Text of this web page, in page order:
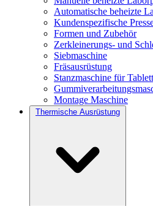
Automatische beheizte
Kundenspezifische
Formen und Zubehör
Zerkleinerungs- und
Siebmaschine
Fräsausrüstung
Stanzmaschine für
Montage Maschine
Thermische Ausrüstung